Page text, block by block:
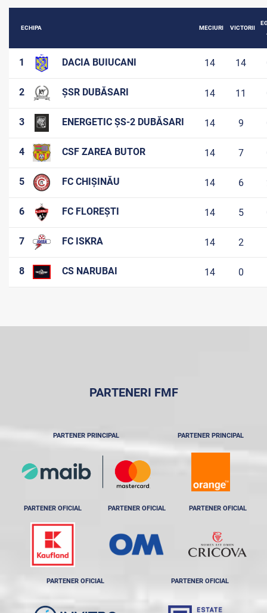
ECHIPA MECIURI VICTORII
1 DACIA BUIUCANI 14 14
2 ȘSR DUBĂSARI 14 11
3 ENERGETIC ȘS-2 DUBĂSARI 14 9
4 CSF ZAREA BUTOR 14 7
5 FC CHIȘINĂU 14 6
6 FC FLOREȘTI 14 5
7 FC ISKRA 14 2
8 CS NARUBAI 14 0
PARTENERI FMF
PARTENER PRINCIPAL PARTENER PRINCIPAL
PARTENER OFICIAL PARTENER OFICIAL PARTENER OFICIAL
PARTENER OFICIAL PARTENER OFICIAL